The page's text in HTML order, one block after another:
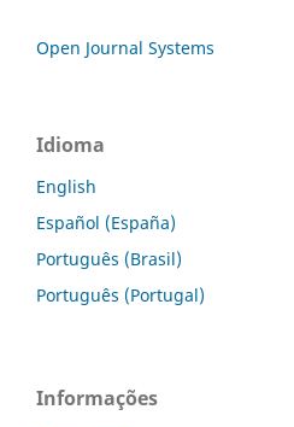
Open Journal Systems
Idioma
English
Español (España)
Português (Brasil)
Português (Portugal)
Informações